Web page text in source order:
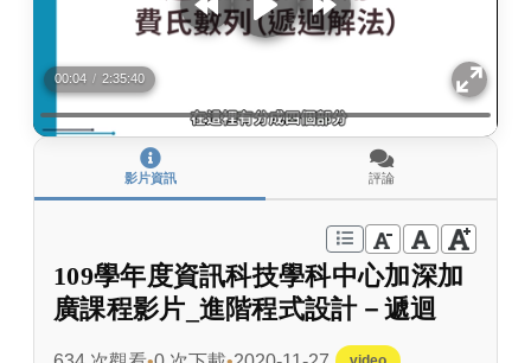
00:04 / 2:35:40
影片資訊 評論
109學年度資訊科技學科中心加深加
廣課程影片_進階程式設計－遞迴